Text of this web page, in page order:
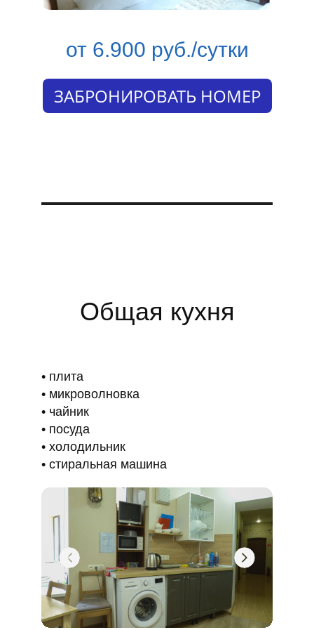
от 6.900 руб./сутки
ЗАБРОНИРОВАТЬ НОМЕР
Общая кухня
плита
микроволновка
чайник
посуда
холодильник
стиральная машина